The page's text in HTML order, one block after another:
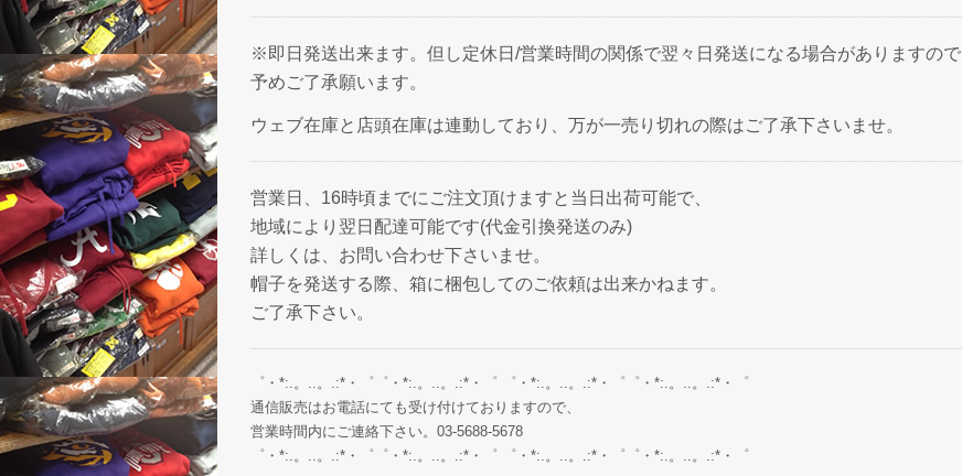
※即日発送出来ます。但し定休日/営業時間の関係で翌々日発送になる場合がありますので
予めご了承願います。
ウェブ在庫と店頭在庫は連動しており、万が一売り切れの際はご了承下さいませ。
営業日、16時頃までにご注文頂けますと当日出荷可能で、
地域により翌日配達可能です(代金引換発送のみ)
詳しくは、お問い合わせ下さいませ。
帽子を発送する際、箱に梱包してのご依頼は出来かねます。
ご了承下さい。
゜・*:.。..。.:*・゜゜・*:.。..。.:*・゜ ゜・*:.。..。.:*・゜゜・*:.。..。.:*・゜
通信販売はお電話にても受け付けておりますので、
営業時間内にご連絡下さい。03-5688-5678
゜・*:.。..。.:*・゜゜・*:.。..。.:*・゜ ゜・*:.。..。.:*・゜゜・*:.。..。.:*・゜